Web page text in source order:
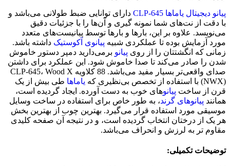
پیانو دیجیتال یاماها CLP-645
دارای توانایی ضبط طولانی می‌باشد و
با دقت از نت‌های شما نمونه گیری و آن‌ها را با جزئیات دقیق
می‌نویسد. علاوه بر این، بارها و بارها توسط پیانیست‌های متعدد
مورد آزمایش بوده تا عملکردی شبیه پیانوی آکوستیک داشته باشد.
زمانی که انگشتتان را از روی پیانو برمی‌دارید دمپر دستور خاموش
شدن را صادر می‌کند تا صدا خاموش شود. این عملکرد برای داشتن
صدای واقعی‌تر بسیار مفید می‌باشد. 88 کلاویه CLP-645، Wood X
(NWX) با استفاده از تخصص بی‌نظیری که
یاماها طی بیش از یک
قرن از ساخت پیانوهای خوب به دست آورده. ایجاد گردیده است،
همانند پیانوهای گرند، به طور خاص برای استفاده در ساخت وسایل
موسیقی مورد استفاده قرار می‌گیرد. بهترین چوب از بهترین بخش
هر یک از درختان انتخاب گردیده است، و در نتیجه آن صفحه کلیدی
مقاوم تر به لرزش و انحراف می‌باشد.
توضیحات تکمیلی: